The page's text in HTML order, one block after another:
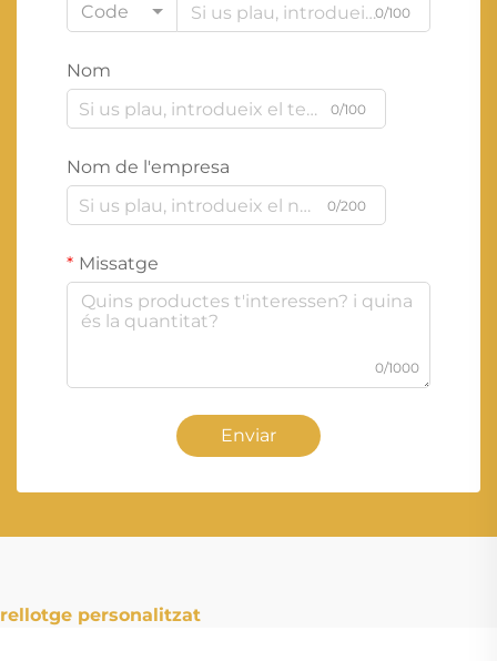
Code
0/100
Nom
0/100
Nom de l'empresa
0/200
Missatge
0/1000
Enviar
rellotge personalitzat